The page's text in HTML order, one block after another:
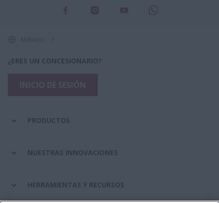
¿ERES UN CONCESIONARIO?
PRODUCTOS
NUESTRAS INNOVACIONES
HERRAMIENTAS Y RECURSOS